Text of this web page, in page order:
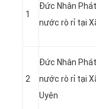
1
Đức Nhân
nước rò rỉ tại
2
Đức Nhân
nước rò rỉ tại
Uyên